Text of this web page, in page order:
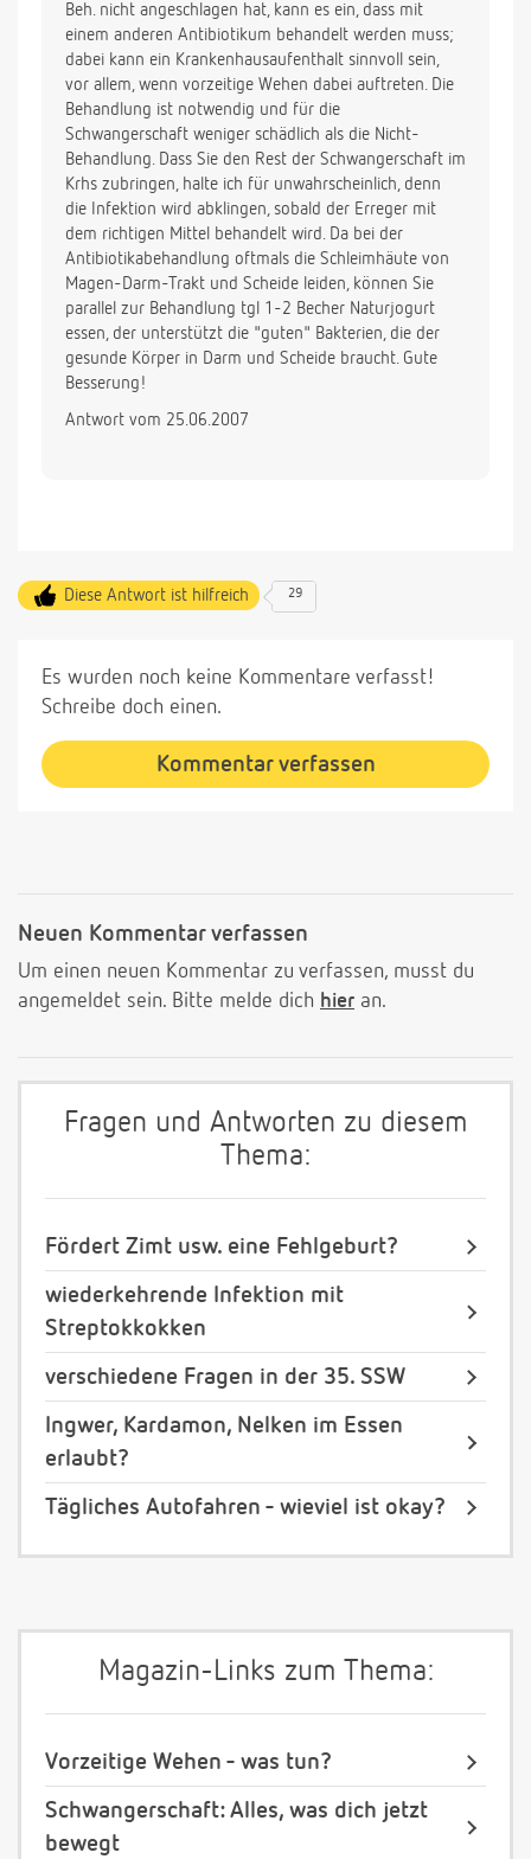
Beh. nicht angeschlagen hat, kann es ein, dass mit
einem anderen Antibiotikum behandelt werden muss;
dabei kann ein Krankenhausaufenthalt sinnvoll sein,
vor allem, wenn vorzeitige Wehen dabei auftreten. Die
Behandlung ist notwendig und für die
Schwangerschaft weniger schädlich als die Nicht-
Behandlung. Dass Sie den Rest der Schwangerschaft im
Krhs zubringen, halte ich für unwahrscheinlich, denn
die Infektion wird abklingen, sobald der Erreger mit
dem richtigen Mittel behandelt wird. Da bei der
Antibiotikabehandlung oftmals die Schleimhäute von
Magen-Darm-Trakt und Scheide leiden, können Sie
parallel zur Behandlung tgl 1-2 Becher Naturjogurt
essen, der unterstützt die "guten" Bakterien, die der
gesunde Körper in Darm und Scheide braucht. Gute
Besserung!
Antwort vom 25.06.2007
Diese Antwort ist hilfreich 29
Es wurden noch keine Kommentare verfasst!
Schreibe doch einen.
Kommentar verfassen
Neuen Kommentar verfassen
Um einen neuen Kommentar zu verfassen, musst du
angemeldet sein. Bitte melde dich hier an.
Fragen und Antworten zu diesem
Thema:
Fördert Zimt usw. eine Fehlgeburt?
wiederkehrende Infektion mit
Streptokkokken
verschiedene Fragen in der 35. SSW
Ingwer, Kardamon, Nelken im Essen
erlaubt?
Tägliches Autofahren - wieviel ist okay?
Magazin-Links zum Thema:
Vorzeitige Wehen - was tun?
Schwangerschaft: Alles, was dich jetzt
bewegt